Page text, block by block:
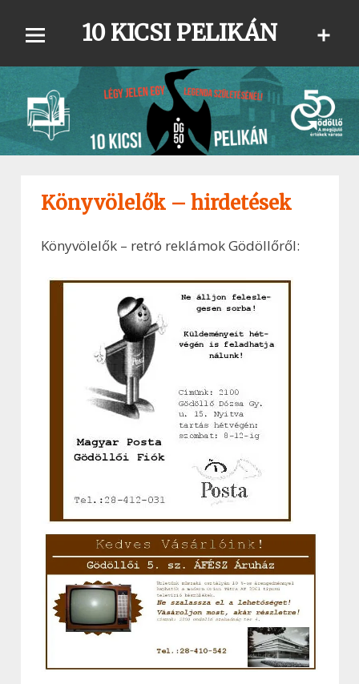
10 KICSI PELIKÁN
Könyvölelők – hirdetések
Könyvölelők – retró reklámok Gödöllőről: